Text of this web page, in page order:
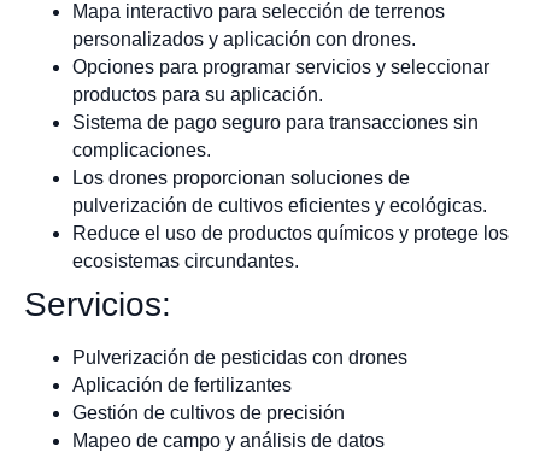
Mapa interactivo para selección de terrenos
personalizados y aplicación con drones.
Opciones para programar servicios y seleccionar
productos para su aplicación.
Sistema de pago seguro para transacciones sin
complicaciones.
Los drones proporcionan soluciones de
pulverización de cultivos eficientes y ecológicas.
Reduce el uso de productos químicos y protege los
ecosistemas circundantes.
Servicios:
Pulverización de pesticidas con drones
Aplicación de fertilizantes
Gestión de cultivos de precisión
Mapeo de campo y análisis de datos